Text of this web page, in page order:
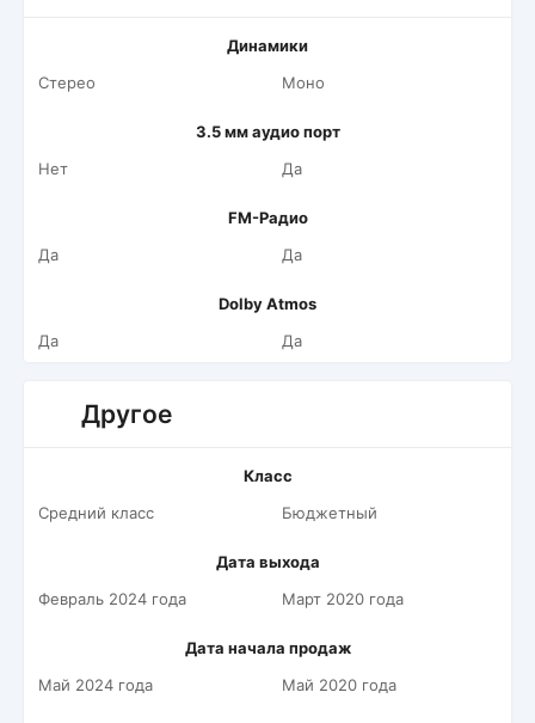
Динамики
Стерео
Моно
3.5 мм аудио порт
Нет
Да
FM-Радио
Да
Да
Dolby Atmos
Да
Да
Другое
Класс
Средний класс
Бюджетный
Дата выхода
Февраль 2024 года
Март 2020 года
Дата начала продаж
Май 2024 года
Май 2020 года